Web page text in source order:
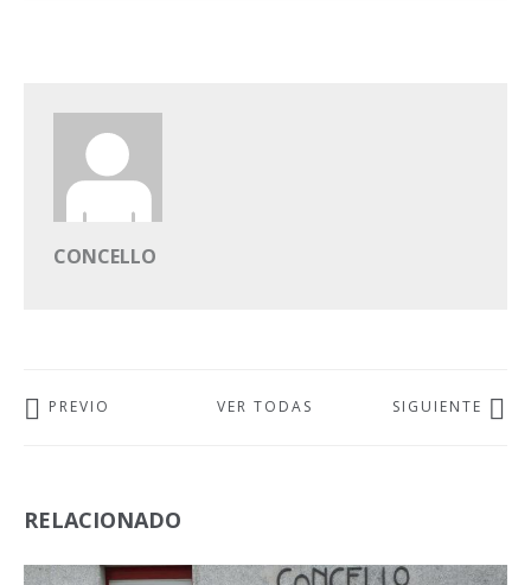
CONCELLO
PREVIO VER TODAS SIGUIENTE
RELACIONADO